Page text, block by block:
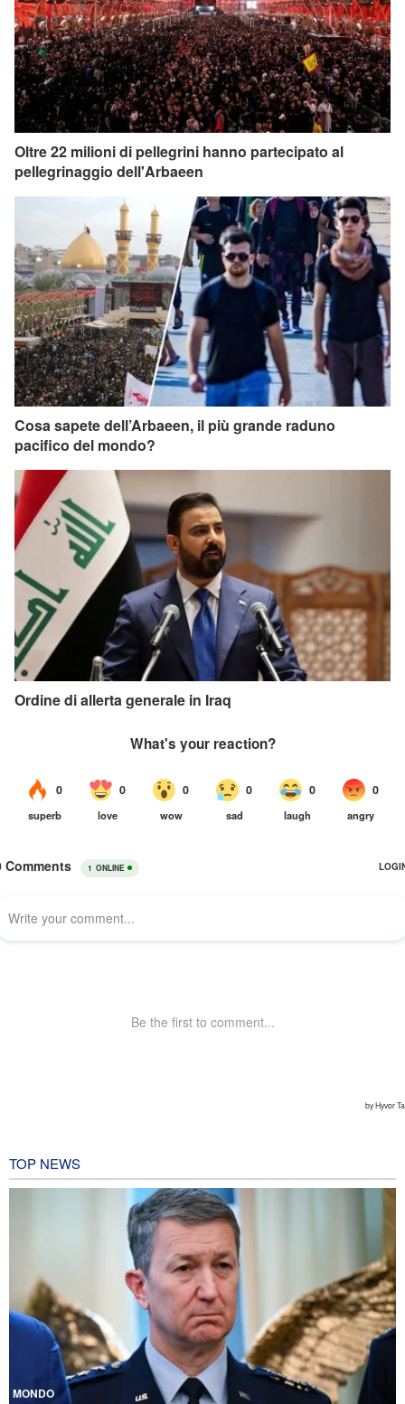
Oltre 22 milioni di pellegrini hanno partecipato al
pellegrinaggio dell'Arbaeen
Cosa sapete dell’Arbaeen, il più grande raduno
pacifico del mondo?
Ordine di allerta generale in Iraq
TOP NEWS
MONDO